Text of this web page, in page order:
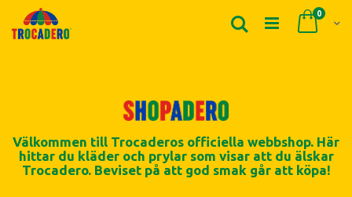
Cart
0
Sök
Välkommen till Trocaderos officiella webbshop. Här
hittar du kläder och prylar som visar att du älskar
Trocadero. Beviset på att god smak går att köpa!